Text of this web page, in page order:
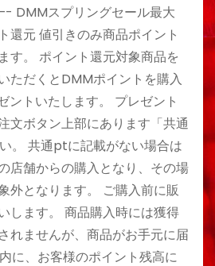
スプリングセール最大
還元 値引きのみ商品ポイント
す。 ポイント還元対象商品を
ただくとDMMポイントを購入
ントいたします。 プレゼント
文ボタン上部にあります「共通
。 共通ptに記載がない場合は
店舗からの購入となり、その場
外となります。 ご購入前に販
します。 商品購入時には獲得
れませんが、商品がお手元に届
に、お客様のポイント残高に